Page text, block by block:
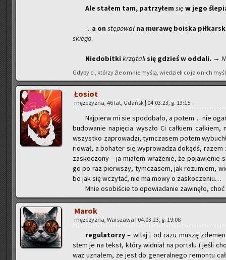
Ale sta­łem tam, pa­trzy­łem sięw jego
…a onstę­po­wałna mu­ra­wę bo­iska
skie­go.
Nie­do­bit­ki krzą­ta­lisię gdzieś w od­da­li. →
Gdyby ci, któ­rzy źle o mnie myślą, wie­dzie­li co ja o nich
Ło­siot
męż­czy­zna, 46 lat, Gdańsk | 04.03.23, g. 13:15
Naj­pierw mi sie spodo­ba­ło, a potem… nie
bu­do­wa­nie na­pię­cia wy­szło Ci cał­kiem
wszyst­ko za­pro­wa­dzi, tym­cza­sem potem
rio­wał, a bo­ha­ter się wy­pro­wa­dza do­kądś,
za­sko­czo­ny – ja mia­łem wra­że­nie, że
go po raz pierw­szy, tym­cza­sem, jak ro­zu­miem,
bo jak się wczy­tać, nie ma mowy o za­sko­cze­niu…
Mnie oso­bi­ście to opo­wia­da­nie za­wi­nę­ło,
Marok
męż­czy­zna, War­sza­wa | 04.03.23, g. 19:08
re­gu­la­to­rzy – witaj i od razu muszę
słem je na tekst, który wid­niał na por­ta­lu ( jeśli
waż uzna­łem, że jest do ge­ne­ral­ne­go re­mon­tu